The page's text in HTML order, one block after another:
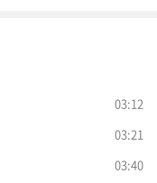
03:12
03:21
03:40